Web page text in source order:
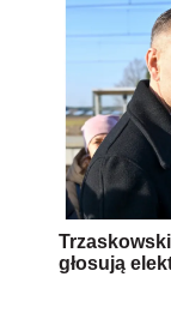
głosują